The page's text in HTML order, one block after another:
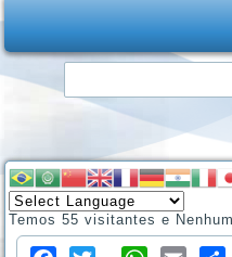
Temos 55 visitantes e